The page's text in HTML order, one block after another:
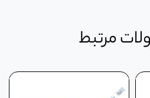
مرتبط